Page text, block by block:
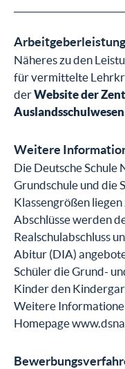
Näheres zu den
für vermittelte
derWebsite der
Weitere
Die Deutsche Schule
Grundschule und die
Klassengrößen
Abschlüsse werden
Realschulabschluss
Abitur (DIA)
Schüler die Grund-
Kinder den
Weitere
Homepage